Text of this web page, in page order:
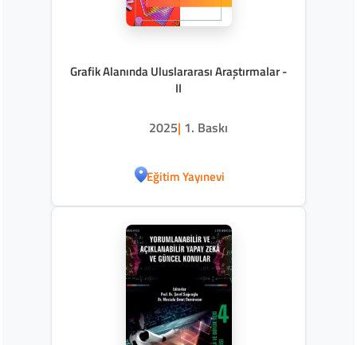
Grafik Alanında Uluslararası Araştırmalar -
II
2025| 1. Baskı
Eğitim Yayınevi